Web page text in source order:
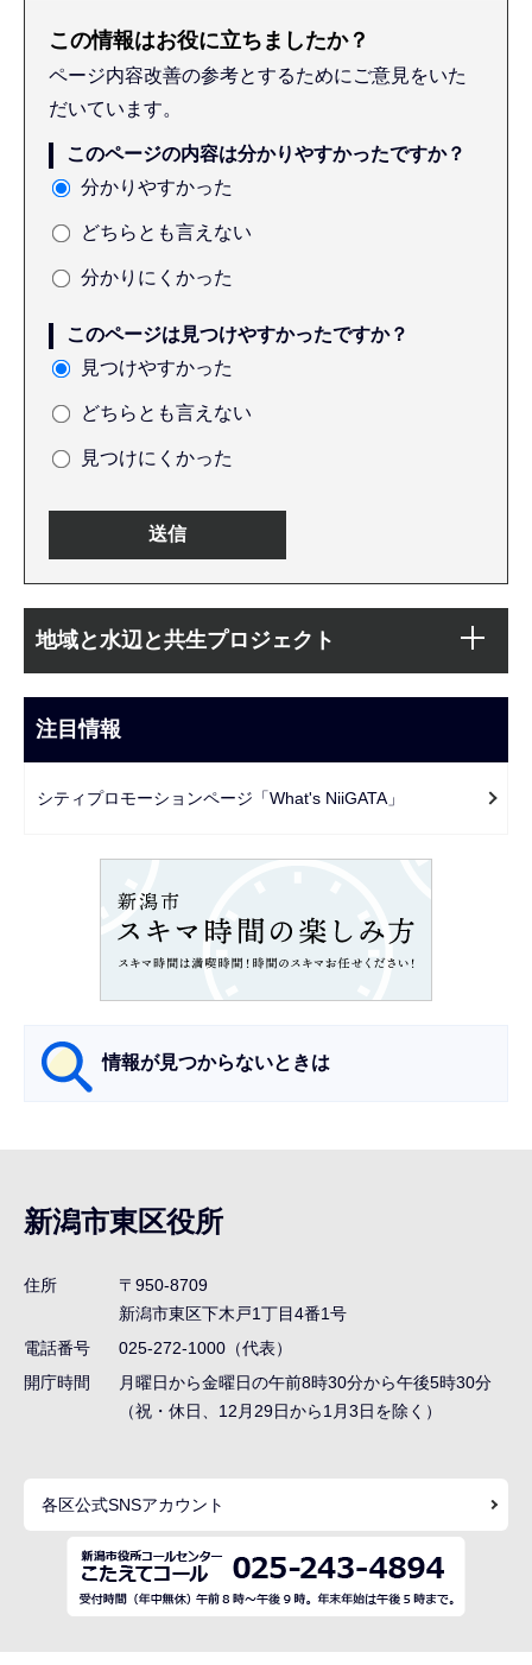
この情報はお役に立ちましたか？
ページ内容改善の参考とするためにご意見をいた
だいています。
このページの内容は分かりやすかったですか？
分かりやすかった
どちらとも言えない
分かりにくかった
このページは見つけやすかったですか？
見つけやすかった
どちらとも言えない
見つけにくかった
文
こ
ま
で
サ
ビ
ゲ
ー
地域と水辺と共生プロジェクト
注目情報
シティプロモーションページ「What's NiiGATA」
情報が見つからないときは
ナ
ゲ
シ
ョ
ま
新潟市東区役所
住所
〒950-8709
新潟市東区下木戸1丁目4番1号
電話番号
025-272-1000（代表）
開庁時間
月曜日から金曜日の午前8時30分から午後5時30分
（祝・休日、12月29日から1月3日を除く）
各区公式SNSアカウント